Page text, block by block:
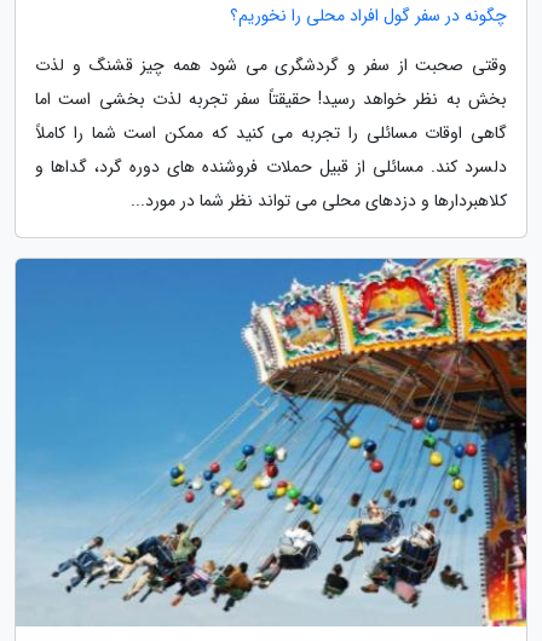
چگونه در سفر گول افراد محلی را نخوریم؟
وقتی صحبت از سفر و گردشگری می شود همه چیز قشنگ و لذت
بخش به نظر خواهد رسید! حقیقتاً سفر تجربه لذت بخشی است اما
گاهی اوقات مسائلی را تجربه می کنید که ممکن است شما را کاملاً
دلسرد کند. مسائلی از قبیل حملات فروشنده های دوره گرد، گداها و
کلاهبردارها و دزدهای محلی می تواند نظر شما در مورد...